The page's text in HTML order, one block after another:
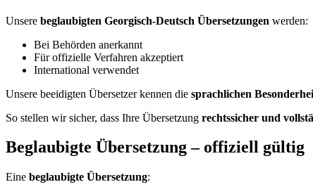
Unsere beglaubigten Georgisch-Deutsch Übersetzungen werden:
Bei Behörden anerkannt
Für offizielle Verfahren akzeptiert
International verwendet
Unsere beeidigten Übersetzer kennen die sprachlichen
So stellen wir sicher, dass Ihre Übersetzung rechtssicher und
Beglaubigte Übersetzung – offiziell gültig
Eine beglaubigte Übersetzung: